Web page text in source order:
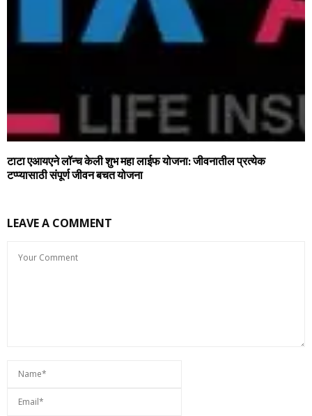
टाटा एआयएने लॉन्च केली शुभ महा लाईफ योजना: जीवनातील प्रत्येक
टप्प्यासाठी संपूर्ण जीवन बचत योजना
LEAVE A COMMENT